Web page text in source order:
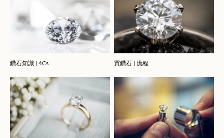
鑽石知識 | 4Cs 買鑽石 | 流程